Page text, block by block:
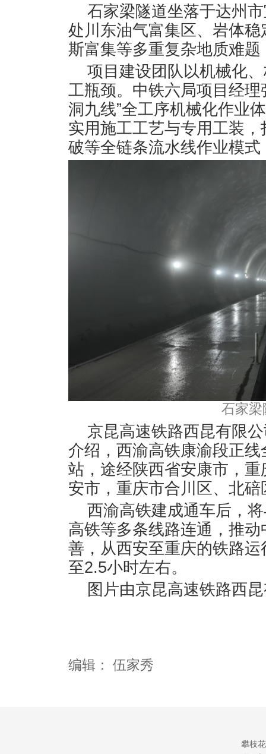
石家梁隧道坐落于达州
处川东油气富集区、岩体
斯富集等多重复杂地质难
项目建设团队以机械化
工瓶颈。中铁六局项目经
洞九线”全工序机械化作业
实用施工工艺与专用工装
破等全链条流水线作业模
石家梁
京昆高速铁路西昆有限
介绍，西渝高铁康渝段正
站，途经陕西省安康市，
安市，重庆市合川区、北
西渝高铁建成通车后，
高铁等多条线路连通，推
善，从西安至重庆的铁路
至2.5小时左右。
图片由京昆高速铁路西
编辑： 伍家秀
攀枝